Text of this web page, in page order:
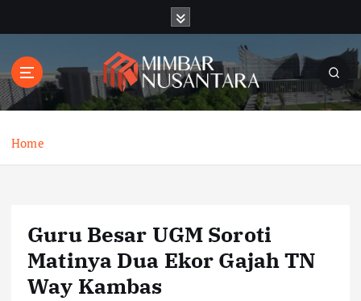
t
o
Home
Guru Besar UGM Soroti
Matinya Dua Ekor Gajah TN
Way Kambas